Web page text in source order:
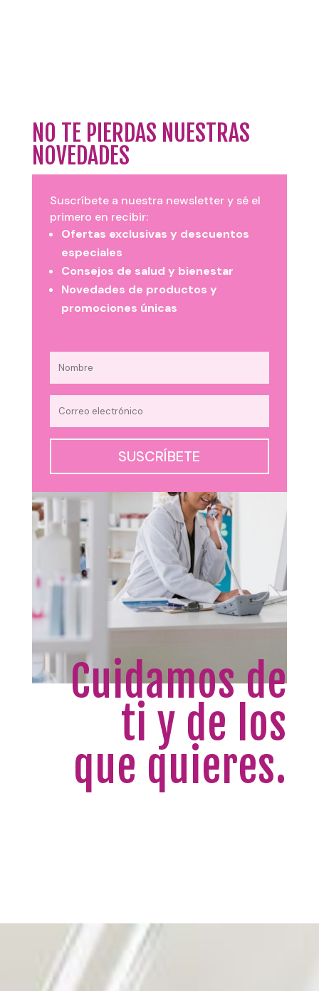
NO TE PIERDAS NUESTRAS
NOVEDADES
Suscríbete a nuestra newsletter y sé el
primero en recibir:
Ofertas exclusivas y descuentos
especiales
Consejos de salud y bienestar
Novedades de productos y
promociones únicas
SUSCRÍBETE
Cuidamos de
ti y de los
que quieres.